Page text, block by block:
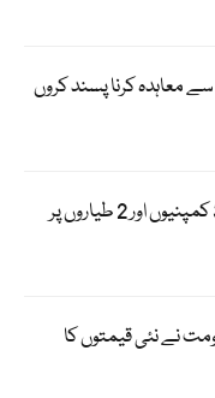
سے معاہدہ کرنا پسند کروں
امریکا نے ایران سے منسلک 3 کمپنیوں اور 2 طیاروں پر
نے نئی قیمتوں کا